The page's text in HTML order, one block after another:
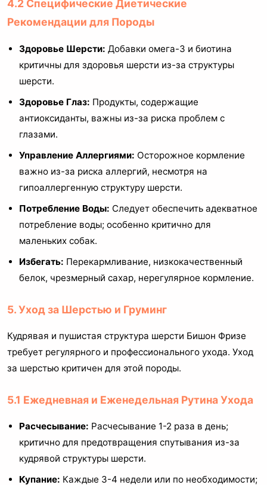
4.2 Специфические Диетические
Рекомендации для Породы
Здоровье Шерсти: Добавки омега-3 и биотина
критичны для здоровья шерсти из-за структуры
шерсти.
Здоровье Глаз: Продукты, содержащие
антиоксиданты, важны из-за риска проблем с
глазами.
Управление Аллергиями: Осторожное кормление
важно из-за риска аллергий, несмотря на
гипоаллергенную структуру шерсти.
Потребление Воды: Следует обеспечить адекватное
потребление воды; особенно критично для
маленьких собак.
Избегать: Перекармливание, низкокачественный
белок, чрезмерный сахар, нерегулярное кормление.
5. Уход за Шерстью и Груминг
Кудрявая и пушистая структура шерсти Бишон Фризе
требует регулярного и профессионального ухода. Уход
за шерстью критичен для этой породы.
5.1 Ежедневная и Еженедельная Рутина Ухода
Расчесывание: Расчесывание 1-2 раза в день;
критично для предотвращения спутывания из-за
кудрявой структуры шерсти.
Купание: Каждые 3-4 недели или по необходимости;